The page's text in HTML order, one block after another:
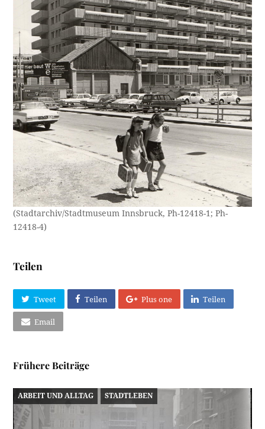
(Stadtarchiv/Stadtmuseum Innsbruck, Ph-12418-1; Ph-
12418-4)
Teilen
Tweet Teilen Plus one Teilen
Email
Frühere Beiträge
ARBEIT UND ALLTAG STADTLEBEN